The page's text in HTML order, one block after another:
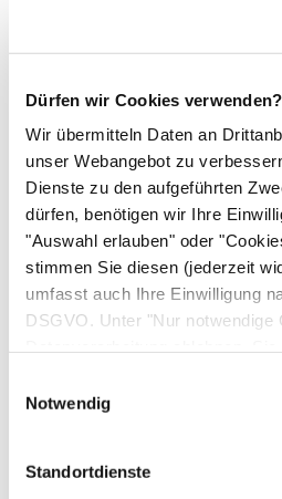
Dürfen wir Cookies verwenden?
Wir übermitteln Daten an
unser Webangebot zu
Dienste zu den aufgeführten
dürfen, benötigen wir Ihre
"Auswahl erlauben" oder
stimmen Sie diesen (jederzeit
umfasst auch Ihre Einwilligung
DSGVO. Unter "Nur notwendige
Notwendig
Standortdienste
Förderung des
Schmerzreduktion
Selbsthilfegruppen können
Gleichgewicht (wieder) zu
Psychologische Betreuung,
Kriseninterventionoder
Psychotherapie, leistet
Beitrag, die innere
reflektieren und den
problematisch ist, etwa
Todesfälle, oder wenn
Kinder lieb gewonnene